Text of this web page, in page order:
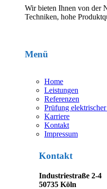
Wir bieten Ihnen von der
Techniken, hohe
Menü
Home
Leistungen
Referenzen
Prüfung
Karriere
Kontakt
Impressum
Kontakt
Industriestraße 2-4
50735 Köln